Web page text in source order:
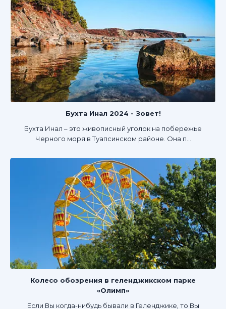
Бухта Инал 2024 - Зовет!
Бухта Инал – это живописный уголок на побережье
Черного моря в Туапсинском районе. Она п...
Колесо обозрения в геленджикском парке
«Олимп»
Если Вы когда-нибудь бывали в Геленджике, то Вы